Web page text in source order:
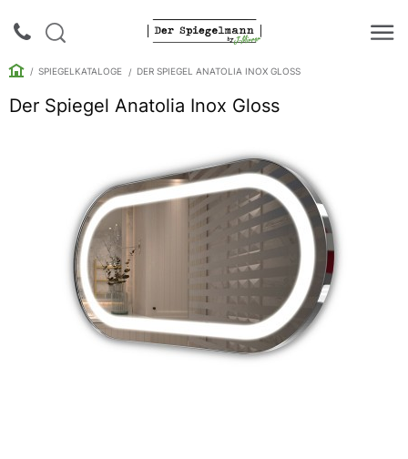
Rückruf
Spiegelkataloge
Spiegelschränke
SPIEGELKATALOGE DER SPIEGEL ANATOLIA INOX GLOSS
Der Spiegel Anatolia Inox Gloss